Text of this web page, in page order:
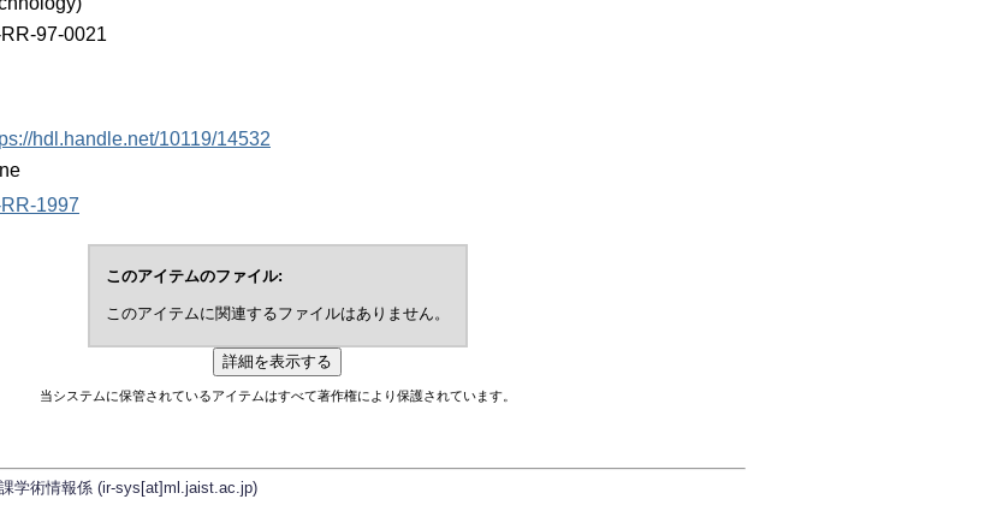
RR-97-0021
hdl.handle.net/10119/14532
RR-1997
このアイテムのファイル:
このアイテムに関連するファイルはありません。
当システムに保管されているアイテムはすべて著作権により保護されています。
学術情報係 (ir-sys[at]ml.jaist.ac.jp)